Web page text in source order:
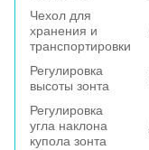
Чехол для
хранения и
транспортировки
Регулировка
высоты зонта
Регулировка
угла наклона
купола зонта